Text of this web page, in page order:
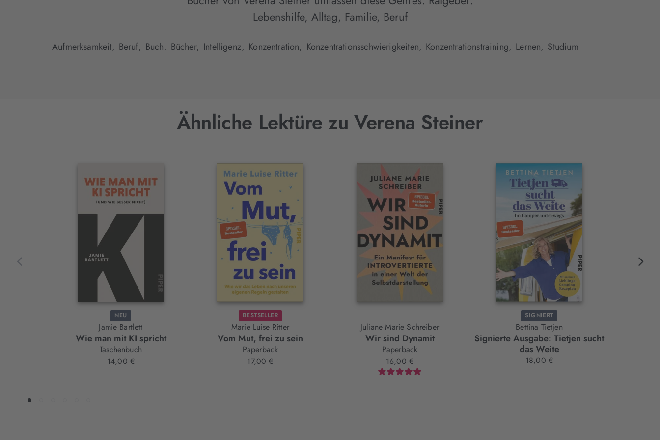
Lebenshilfe, Alltag, Familie, Beruf
Aufmerksamkeit, Beruf, Buch, Bücher, Intelligenz, Konzentration, Konzentrationsschwierigkeiten, Konzentrationstraining, Lernen, Studium
Ähnliche Lektüre zu Verena Steiner
Interaktives
NEU
Jamie Bartlett
Wie man mit KI spricht
Taschenbuch
14,00 €
BESTSELLER
Marie Luise Ritter
Vom Mut, frei zu sein
Paperback
17,00 €
Juliane Marie Schreiber
Wir sind Dynamit
Paperback
16,00 €
SIGNIERT
Bettina Tietjen
Signierte Ausgabe: Tietjen sucht
das Weite
18,00 €